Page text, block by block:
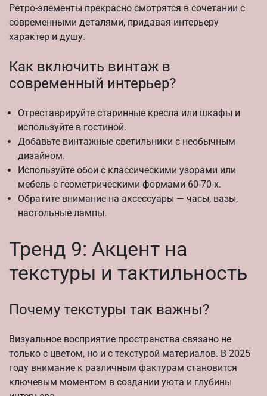
Ретро-элементы прекрасно смотрятся в сочетании с
современными деталями, придавая интерьеру
характер и душу.
Как включить винтаж в
современный интерьер?
Отреставрируйте старинные кресла или шкафы и
используйте в гостиной.
Добавьте винтажные светильники с необычным
дизайном.
Используйте обои с классическими узорами или
мебель с геометрическими формами 60-70-х.
Обратите внимание на аксессуары — часы, вазы,
настольные лампы.
Тренд 9: Акцент на
текстуры и тактильность
Почему текстуры так важны?
Визуальное восприятие пространства связано не
только с цветом, но и с текстурой материалов. В 2025
году внимание к различным фактурам становится
ключевым моментом в создании уюта и глубины